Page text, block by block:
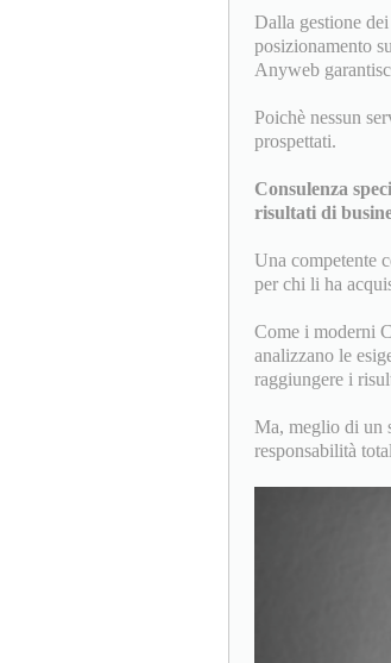
Dalla gestione
posizionamento
Anyweb
Poichè nessun
prospettati.
Consulenza
risultati di
Una competente
per chi li ha
Come i moderni
analizzano le
raggiungere i
Ma, meglio di un
responsabilità